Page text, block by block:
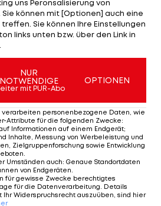
Niemeyer, gegenüber der
Amt bleiben sollte,
mit "ja".
Englische Top-Klubs an
BVB-Mittelfeldspieler
dran
Deutsche Bundesliga
Dzeko glaubt an
uns Peronsalisierung von
können mit [Optionen] auch eine
Sie können Ihre Einstellungen
links unten bzw. über den Link in
NUR
NOTWENDIGE
mit PUR-Abo
OPTIONEN
verarbeiten personenbezogene Daten, wie
Attribute für die folgenden Zwecke:
Informationen auf einem Endgerät;
Inhalte, Messung von Werbeleistung und
Zielgruppenforschung sowie Entwicklung
Umständen auch: Genaue Standortdaten
von Endgeräten
für gewisse Zwecke berechtigtes
für die Datenverarbeitung. Details
Ihr Widerspruchsrecht auszuüben, sind hier